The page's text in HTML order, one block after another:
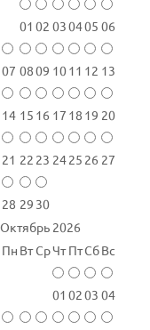
01 02 030405 06
07 0809 1011 12 13
14 15 16 17 18 19 20
21 22 23 2425 26 27
28 29 30
Октябрь 2026
Пн ВтСрЧт ПтСбВс
01 0203 04